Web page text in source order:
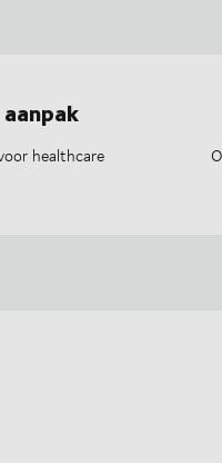
healthcare